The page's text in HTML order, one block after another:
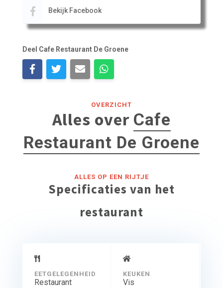
Bekijk Facebook
Deel Cafe Restaurant De Groene
OVERZICHT
Alles over Cafe
Restaurant De Groene
ALLES OP EEN RIJTJE
Specificaties van het
restaurant
EETGELEGENHEID
Restaurant
KEUKEN
Vis